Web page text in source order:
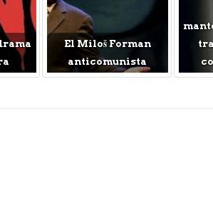
El Miloš Forman
anticomunista